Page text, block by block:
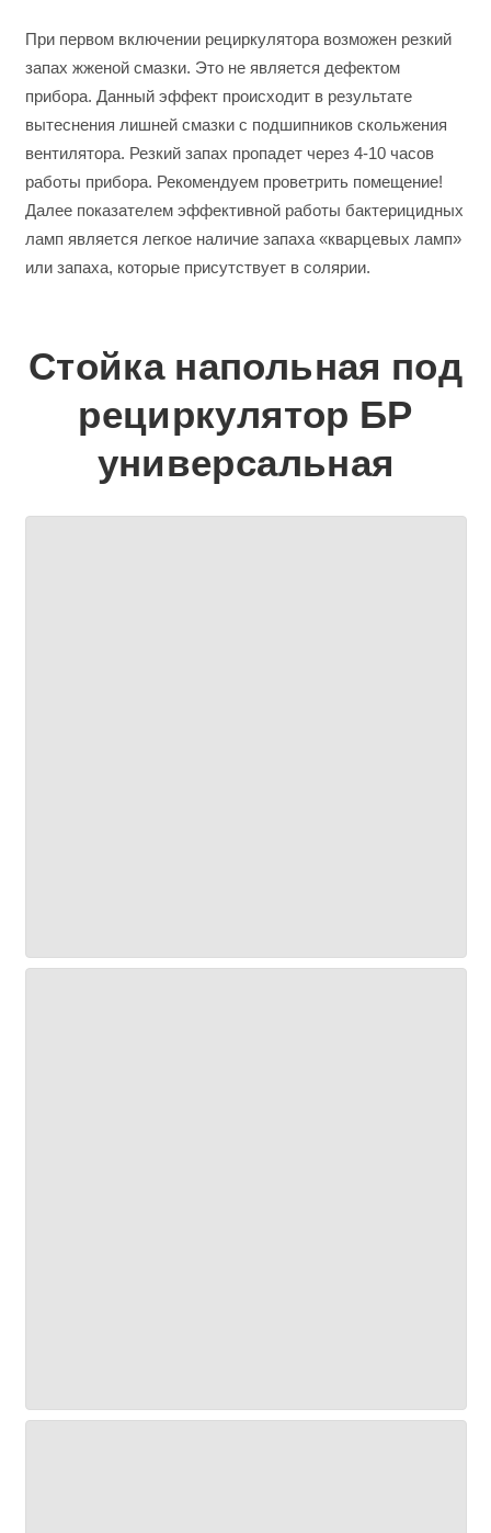
При первом включении рециркулятора возможен резкий
запах жженой смазки. Это не является дефектом
прибора. Данный эффект происходит в результате
вытеснения лишней смазки с подшипников скольжения
вентилятора. Резкий запах пропадет через 4-10 часов
работы прибора. Рекомендуем проветрить помещение!
Далее показателем эффективной работы бактерицидных
ламп является легкое наличие запаха «кварцевых ламп»
или запаха, которые присутствует в солярии.
Стойка напольная под
рециркулятор БР
универсальная